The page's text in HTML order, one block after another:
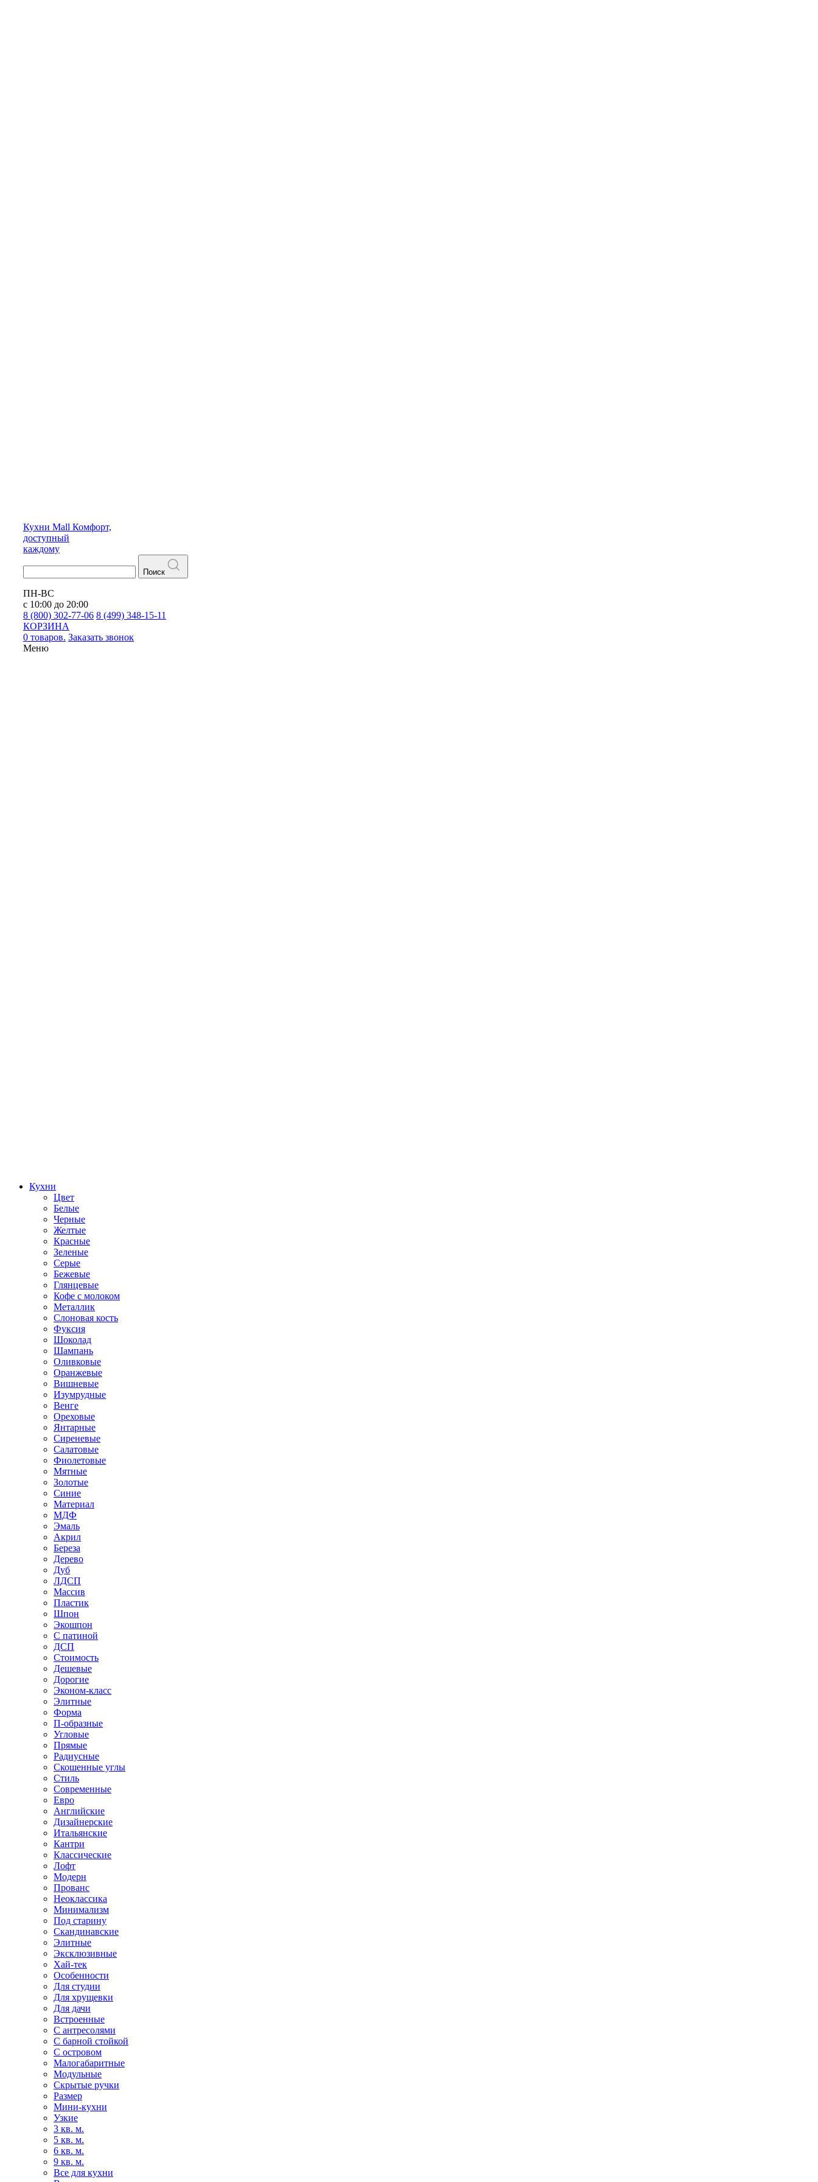
Кухни Mall Комфорт,
доступный
каждому
Поиск
ПН-ВС
с 10:00 до 20:00
8 (800) 302-77-06 8 (499) 348-15-11
КОРЗИНА
0 товаров. Заказать звонок
Меню
Кухни
Цвет
Белые
Черные
Желтые
Красные
Зеленые
Серые
Бежевые
Глянцевые
Кофе с молоком
Металлик
Слоновая кость
Фуксия
Шоколад
Шампань
Оливковые
Оранжевые
Вишневые
Изумрудные
Венге
Ореховые
Янтарные
Сиреневые
Салатовые
Фиолетовые
Мятные
Золотые
Синие
Материал
МДФ
Эмаль
Акрил
Береза
Дерево
Дуб
ЛДСП
Массив
Пластик
Шпон
Экошпон
С патиной
ДСП
Стоимость
Дешевые
Дорогие
Эконом-класс
Элитные
Форма
П-образные
Угловые
Прямые
Радиусные
Скошенные углы
Стиль
Современные
Евро
Английские
Дизайнерские
Итальянские
Кантри
Классические
Лофт
Модерн
Прованс
Неоклассика
Минимализм
Под старину
Скандинавские
Элитные
Эксклюзивные
Хай-тек
Особенности
Для студии
Для хрущевки
Для дачи
Встроенные
С антресолями
С барной стойкой
С островом
Малогабаритные
Модульные
Скрытые ручки
Размер
Мини-кухни
Узкие
3 кв. м.
5 кв. м.
6 кв. м.
9 кв. м.
Все для кухни